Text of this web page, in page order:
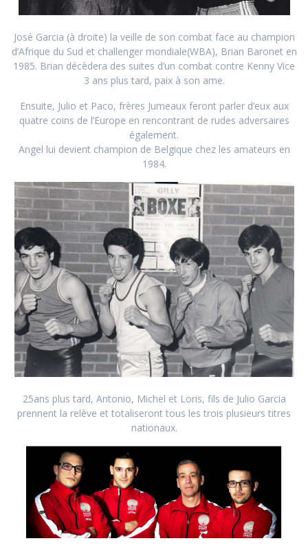
José Garcia (à droite) la veille de son combat face au champion
d’Afrique du Sud et challenger mondiale(WBA), Brian Baronet en
1985. Brian décèdera des suites d’un combat contre Kenny Vice
3 ans plus tard, paix à son ame.
Ensuite, Julio et Paco, frères Jumeaux feront parler d’eux aux
quatre coins de l’Europe en rencontrant de rudes adversaires
également.
Angel lui devient champion de Belgique chez les amateurs en
1984.
25ans plus tard, Antonio, Michel et Loris, fils de Julio Garcia
prennent la relève et totaliseront tous les trois plusieurs titres
nationaux.